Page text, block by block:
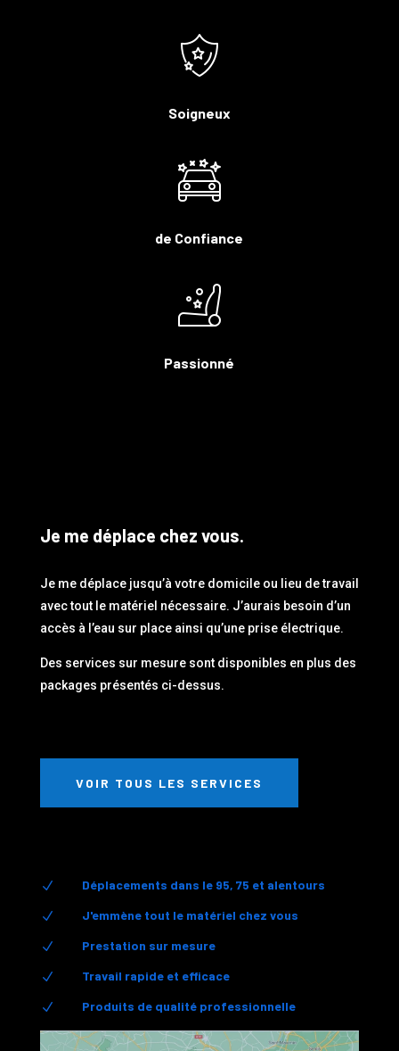
Soigneux
de Confiance
Passionné
Je me déplace chez vous.
Je me déplace jusqu’à votre domicile ou lieu de travail
avec tout le matériel nécessaire. J’aurais besoin d’un
accès à l’eau sur place ainsi qu’une prise électrique.
Des services sur mesure sont disponibles en plus des
packages présentés ci-dessus.
VOIR TOUS LES SERVICES
N Déplacements dans le 95, 75 et alentours
N J'emmène tout le matériel chez vous
N Prestation sur mesure
N Travail rapide et efficace
N Produits de qualité professionnelle